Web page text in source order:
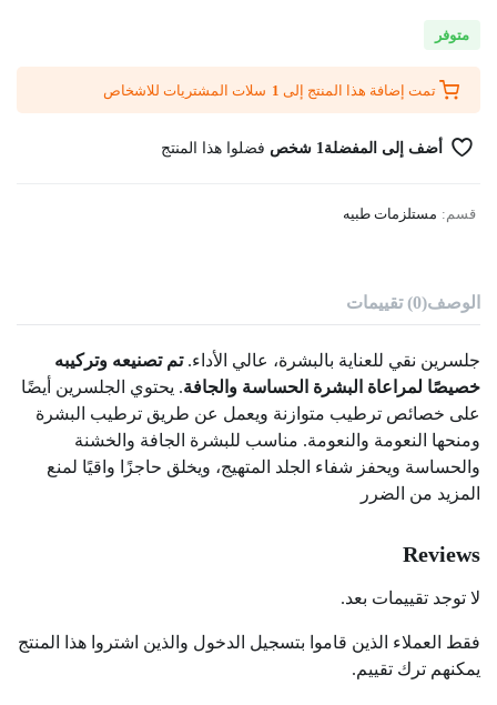
متوفر
تمت إضافة هذا المنتج إلى 1 سلات المشتريات للاشخاص
أضف إلى المفضلة1 شخص فضلوا هذا المنتج
قسم: مستلزمات طبيه
الوصف(0) تقييمات
جلسرين نقي للعناية بالبشرة، عالي الأداء.تم تصنيعه وتركيبه
خصيصًا لمراعاة البشرة الحساسة والجافة. يحتوي الجلسرين أيضًا
على خصائص ترطيب متوازنة ويعمل عن طريق ترطيب البشرة
ومنحها النعومة والنعومة. مناسب للبشرة الجافة والخشنة
والحساسة ويحفز شفاء الجلد المتهيج، ويخلق حاجزًا واقيًا لمنع
المزيد من الضرر
Reviews
لا توجد تقييمات بعد.
فقط العملاء الذين قاموا بتسجيل الدخول والذين اشتروا هذا المنتج
يمكنهم ترك تقييم.